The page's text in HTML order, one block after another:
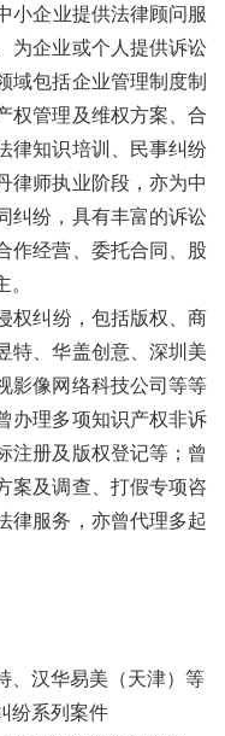
小企业提供法律顾问服
为企业或个人提供诉讼
域包括企业管理制度制
权管理及维权方案、合
律知识培训、民事纠纷
律师执业阶段，亦为中
纠纷，具有丰富的诉讼
作经营、委托合同、股
权纠纷，包括版权、商
特、华盖创意、深圳美
影像网络科技公司等等
办理多项知识产权非诉
注册及版权登记等；曾
案及调查、打假专项咨
律服务，亦曾代理多起
、汉华易美（天津）等
纷系列案件